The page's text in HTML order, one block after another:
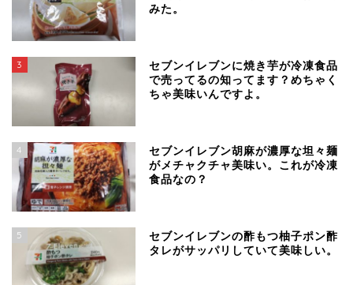
みた。
3
セブンイレブンに焼き芋が冷凍食品
で売ってるの知ってます？めちゃく
ちゃ美味いんですよ。
4
セブンイレブン胡麻が濃厚な坦々麺
がメチャクチャ美味い。これが冷凍
食品なの？
5
セブンイレブンの酢もつ柚子ポン酢
タレがサッパリしていて美味しい。